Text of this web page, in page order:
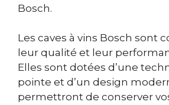
Bosch.
Les caves à vins Bosch sont
leur qualité et leur
Elles sont dotées d’une
pointe et d’un design
permettront de conserver